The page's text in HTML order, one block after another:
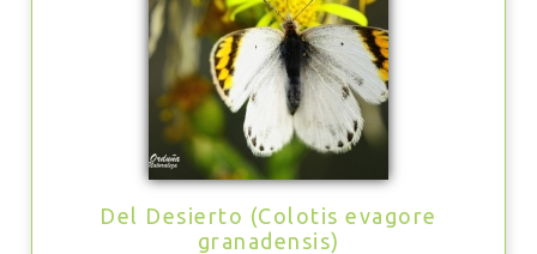
Del Desierto (Colotis evagore
granadensis)